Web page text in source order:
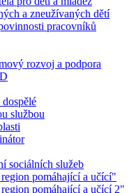
a zneužívaných dětí
pracovníků
rozvoj a podpora
službou
sociálních služeb
pomáhající a učící"
pomáhající a učící 2"